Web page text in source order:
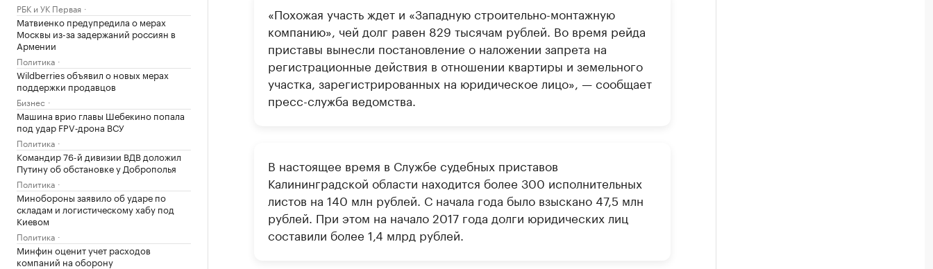
РБК и УК Первая
Матвиенко предупредила о мерах
Москвы из-за задержаний россиян в
Армении
Политика
Wildberries объявил о новых мерах
поддержки продавцов
Бизнес
Машина врио главы Шебекино попала
под удар FPV‑дрона ВСУ
Политика
Командир 76-й дивизии ВДВ доложил
Путину об обстановке у Доброполья
Политика
Минобороны заявило об ударе по
складам и логистическому хабу под
Киевом
Политика
Минфин оценит учет расходов
компаний на оборону
«Похожая участь ждет и «Западную строительно-монтажную
компанию», чей долг равен 829 тысячам рублей. Во время рейда
приставы вынесли постановление о наложении запрета на
регистрационные действия в отношении квартиры и земельного
участка, зарегистрированных на юридическое лицо», — сообщает
пресс-служба ведомства.
В настоящее время в Службе судебных приставов
Калининградской области находится более 300 исполнительных
листов на 140 млн рублей. С начала года было взыскано 47,5 млн
рублей. При этом на начало 2017 года долги юридических лиц
составили более 1,4 млрд рублей.